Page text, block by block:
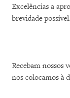
Excelências a
brevidade possível.
Recebam nossos
nos colocamos à